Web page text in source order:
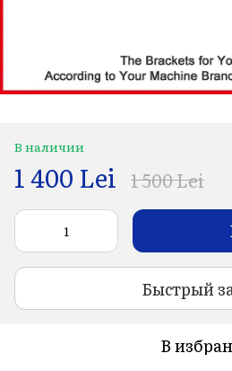
В наличии
1 400 Lei 1 500 Lei
Быстрый
В